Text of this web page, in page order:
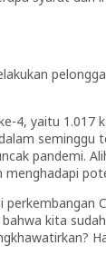
4, yaitu 1.017
seminggu
pandemi.
kita